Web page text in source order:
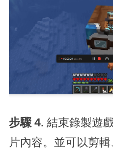
步驟 4. 結束錄製遊
片內容。並可以剪